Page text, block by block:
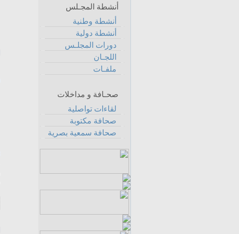
أنشطة المجـلس
أنشطة وطنية
أنشطة دولية
دورات المجلـس
اللجـان
ملفـات
صحـافة و مداخلات
لقاءات تواصلية
صحافة مكتوبة
صحافة سمعية بصرية